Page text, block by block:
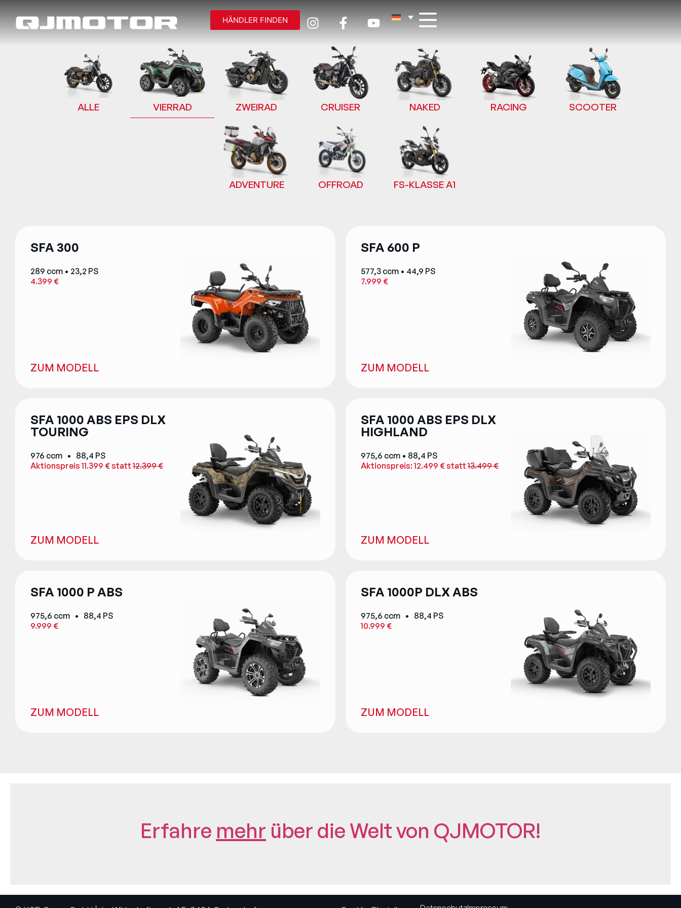
HÄNDLER FINDEN
ZWEIRAD SCOOTER
ADVENTURE
RACING
NAKED
CRUISER
OFFROAD FS-KLASSE A1
VIERRAD
ALLE
SFA 300
289 ccm • 23,2 PS
4.399 €
ZUM MODELL
SFA 600 P
577,3 ccm • 44,9 PS
7.999 €
ZUM MODELL
SFA 1000 ABS EPS DLX
TOURING
976 ccm • 88,4 PS
Aktionspreis 11.399 € statt12.399 €
ZUM MODELL
SFA 1000 ABS EPS DLX
HIGHLAND
975,6 ccm • 88,4 PS
Aktionspreis: 12.499 € statt13.499 €
ZUM MODELL
SFA 1000 P ABS
975,6 ccm • 88,4 PS
9.999 €
ZUM MODELL
SFA 1000P DLX ABS
975,6 ccm • 88,4 PS
10.999 €
ZUM MODELL
Erfahre mehr über die Welt von QJMOTOR!